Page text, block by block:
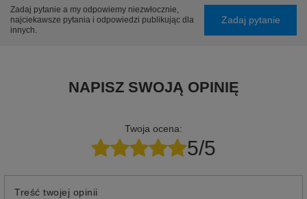
Zadaj pytanie a my odpowiemy niezwłocznie,
najciekawsze pytania i odpowiedzi publikując dla
innych.
Zadaj pytanie
NAPISZ SWOJĄ OPINIĘ
Twoja ocena:
5/5
Treść twojej opinii